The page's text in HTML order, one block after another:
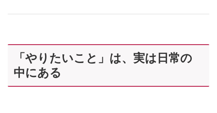
「やりたいこと」は、実は日常の
中にある